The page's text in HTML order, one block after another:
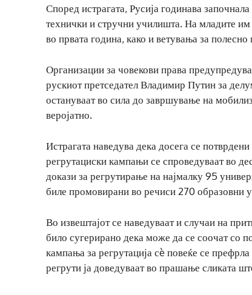
Според истрагата, Русија годинава
технички и стручни училишта. На младите
во првата година, како и ветувања за
Организации за човекови права
рускиот претседател Владимир Путин за
остануваат во сила до завршување на
веројатно.
Истрагата наведува дека досега се
регрутациски кампањи се спроведуваат во
докази за регрутирање на најмалку 95
биле промовирани во речиси 270 образовни
Во извештајот се наведуваат и случаи на
било сугерирано дека може да се соочат со
кампања за регрутација сè повеќе се
регрути ја доведуваат во прашање сликата